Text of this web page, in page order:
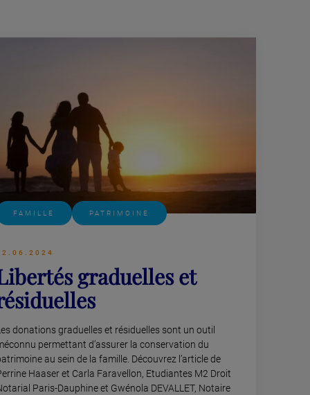
FAMILLE PATRIMOINE
graduelles et
donations graduelles et résiduelles sont un outil
permettant d’assurer la conservation du
au sein de la famille. Découvrez l’article de
Haaser et Carla Faravellon, Etudiantes M2 Droit
Paris-Dauphine et Gwénola DEVALLET, Notaire